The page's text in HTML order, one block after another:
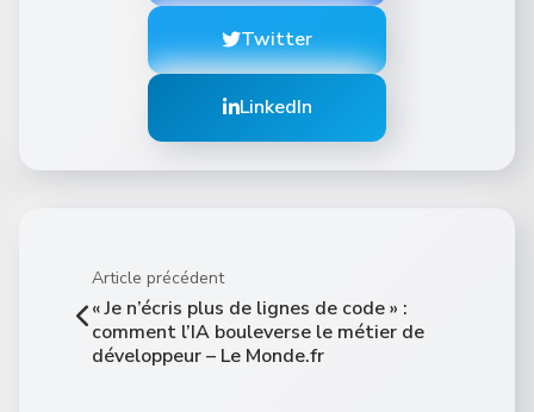
Twitter
LinkedIn
Article précédent
« Je n’écris plus de lignes de code » :
comment l’IA bouleverse le métier de
développeur – Le Monde.fr